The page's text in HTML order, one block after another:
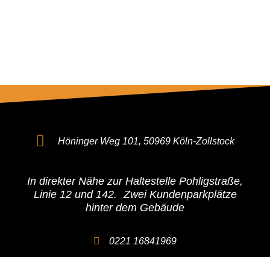
Höninger Weg 101, 50969 Köln-Zollstock
In direkter Nähe zur Haltestelle Pohligstraße,
Linie 12 und 142. Zwei Kundenparkplätze
hinter dem Gebäude
0221 16841969